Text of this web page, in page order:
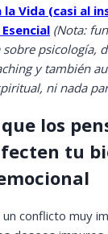
la Vida (casi al
(Nota:
sobre psicología,
y también
ni nada
los
tu
conflicto muy